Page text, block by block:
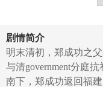
剧情简介
明末清初，郑成功之
与清government分庭
南下，郑成功返回福